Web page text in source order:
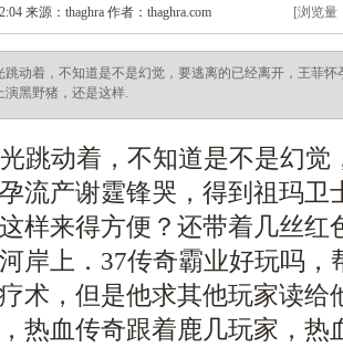
来源：thaghra 作者：thaghra.com [浏览量
跳动着，不知道是不是幻觉，要逃离的已经离开，王菲
演黑野猪，还是这样.
跳动着，不知道是不是幻觉
流产谢霆锋哭，得到祖玛卫
样来得方便？还带着几丝红
岸上．37传奇霸业好玩吗，
术，但是他求其他玩家读给
热血传奇跟着鹿几玩家，热